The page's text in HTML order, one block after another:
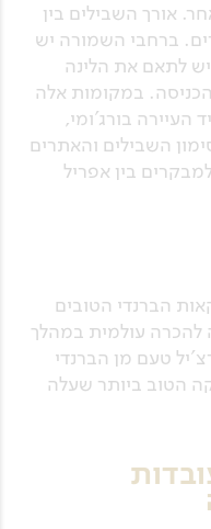
אורך השבילים בין
ל-54 קילומטרים. ברחבי השמורה יש
לתאם את הלינה
במקומות אלה
בורג'ומי,
השבילים והאתרים
בין אפריל
הברנדי הטובים
עולמית במהלך
טעם מן הברנדי
הטוב ביותר שעלה